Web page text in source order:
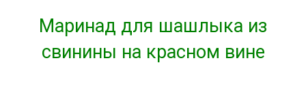
Маринад для шашлыка из
свинины на красном вине